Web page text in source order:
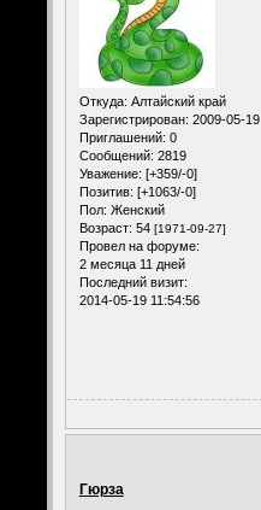
Откуда: Алтайский край
Зарегистрирован: 2009-05-19
Приглашений: 0
Сообщений: 2819
Уважение: [+359/-0]
Позитив: [+1063/-0]
Пол: Женский
Возраст: 54 [1971-09-27]
Провел на форуме:
2 месяца 11 дней
Последний визит:
2014-05-19 11:54:56
Гюрза